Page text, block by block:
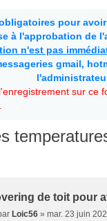
pour
à l'approbation de
n'est pas
gmail,
sur
de toit pour
Loic56» mar. 23 juin